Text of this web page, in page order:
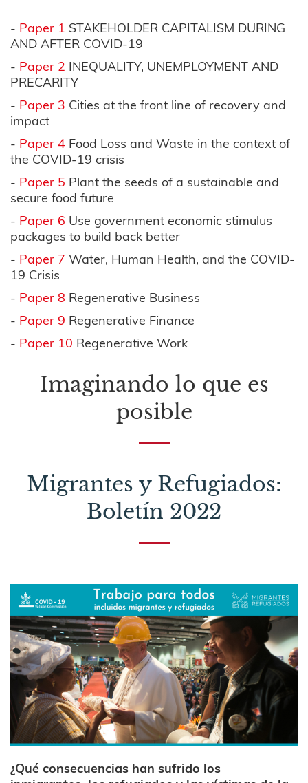
- Paper 1 STAKEHOLDER CAPITALISM DURING
AND AFTER COVID-19
- Paper 2 INEQUALITY, UNEMPLOYMENT AND
PRECARITY
- Paper 3 Cities at the front line of recovery and
impact
- Paper 4 Food Loss and Waste in the context of
the COVID-19 crisis
- Paper 5 Plant the seeds of a sustainable and
secure food future
- Paper 6 Use government economic stimulus
packages to build back better
- Paper 7 Water, Human Health, and the COVID-
19 Crisis
- Paper 8 Regenerative Business
- Paper 9 Regenerative Finance
- Paper 10 Regenerative Work
Imaginando lo que es
posible
Migrantes y Refugiados:
Boletín 2022
¿Qué consecuencias han sufrido los